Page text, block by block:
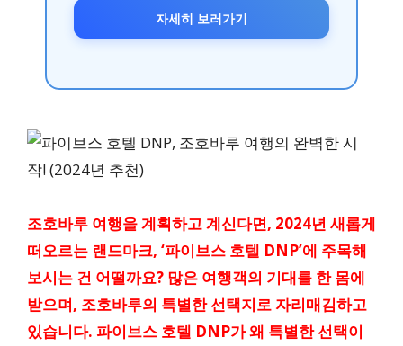
자세히 보러가기
조호바루 여행을 계획하고 계신다면, 2024년 새롭게
떠오르는 랜드마크, ‘파이브스 호텔 DNP’에 주목해
보시는 건 어떨까요? 많은 여행객의 기대를 한 몸에
받으며, 조호바루의 특별한 선택지로 자리매김하고
있습니다. 파이브스 호텔 DNP가 왜 특별한 선택이